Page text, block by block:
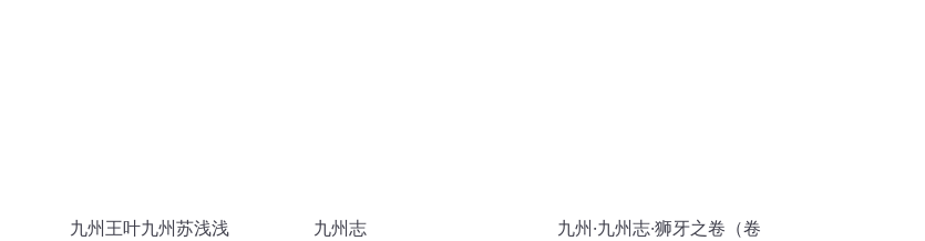
九州王叶九州苏浅浅 九州志
九州·九州志·狮牙之卷（卷